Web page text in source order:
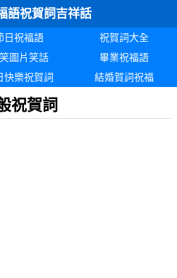
語祝賀詞吉祥話
日祝福語
祝賀詞大全
圖片笑話
畢業祝福語
快樂祝賀詞 結婚賀詞祝福
祝賀詞